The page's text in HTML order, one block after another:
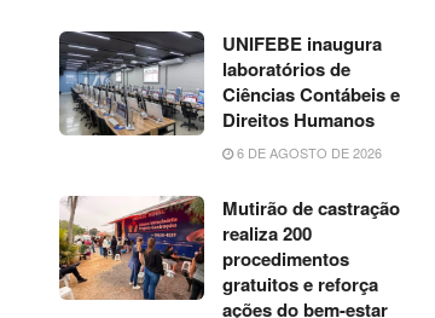
UNIFEBE inaugura
laboratórios de
Ciências Contábeis e
Direitos Humanos
6 DE AGOSTO DE 2026
Mutirão de castração
realiza 200
procedimentos
gratuitos e reforça
ações do bem-estar